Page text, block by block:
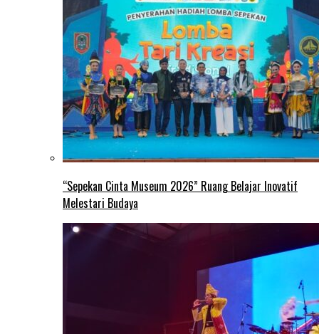
“Sepekan Cinta Museum 2026” Ruang Belajar Inovatif
Melestari Budaya